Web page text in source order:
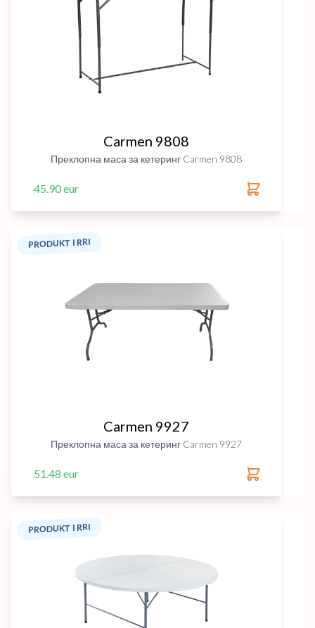
Carmen 9808
Преклопна маса за кетеринг Carmen 9808
45.90 eur
PRODUKT I RRI
Carmen 9927
Преклопна маса за кетеринг Carmen 9927
51.48 eur
PRODUKT I RRI